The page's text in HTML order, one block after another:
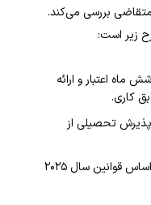
بررسی می‌کند.
زیر است:
ماه اعتبار و ارائه
کاری.
پذیرش تحصیلی از
داشتن حداقل درآمد موردنیاز بر اساس قوانین سال ۲۰۲۵